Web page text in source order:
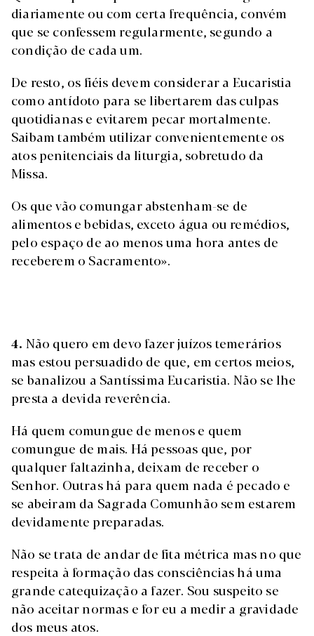
diariamente ou com certa frequência, convém
que se confessem regularmente, segundo a
condição de cada um.
De resto, os fiéis devem considerar a Eucaristia
como antídoto para se libertarem das culpas
quotidianas e evitarem pecar mortalmente.
Saibam também utilizar convenientemente os
atos penitenciais da liturgia, sobretudo da
Missa.
Os que vão comungar abstenham-se de
alimentos e bebidas, exceto água ou remédios,
pelo espaço de ao menos uma hora antes de
receberem o Sacramento».
4. Não quero em devo fazer juízos temerários
mas estou persuadido de que, em certos meios,
se banalizou a Santíssima Eucaristia. Não se lhe
presta a devida reverência.
Há quem comungue de menos e quem
comungue de mais. Há pessoas que, por
qualquer faltazinha, deixam de receber o
Senhor. Outras há para quem nada é pecado e
se abeiram da Sagrada Comunhão sem estarem
devidamente preparadas.
Não se trata de andar de fita métrica mas no que
respeita à formação das consciências há uma
grande catequização a fazer. Sou suspeito se
não aceitar normas e for eu a medir a gravidade
dos meus atos.